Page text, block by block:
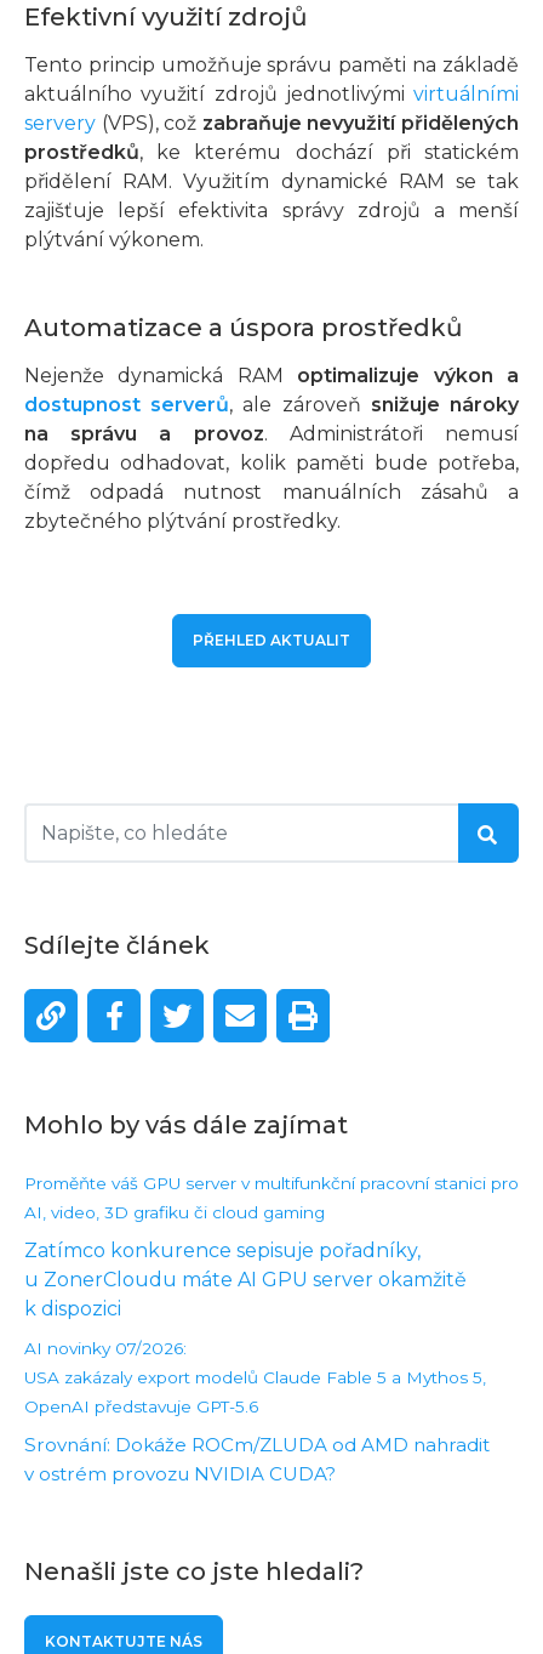
Sdílejte článek
Mohlo by vás dále zajímat
Proměňte váš GPU server v multifunkční pracovní stanici pro
AI, video, 3D grafiku či cloud gaming
Zatímco konkurence sepisuje pořadníky,
u ZonerCloudu máte AI GPU server okamžitě
k dispozici
AI novinky 07/2026:
USA zakázaly export modelů Claude Fable 5 a Mythos 5,
OpenAI představuje GPT-5.6
Srovnání: Dokáže ROCm/ZLUDA od AMD nahradit
v ostrém provozu NVIDIA CUDA?
Nenašli jste co jste hledali?
KONTAKTUJTE NÁS
Efektivní využití zdrojů
Tento princip umožňuje správu paměti na základě
aktuálního využití zdrojů jednotlivými virtuálními
servery (VPS), což zabraňuje nevyužití přidělených
prostředků, ke kterému dochází při statickém
přidělení RAM. Využitím dynamické RAM se tak
zajišťuje lepší efektivita správy zdrojů a menší
plýtvání výkonem.
Automatizace a úspora prostředků
Nejenže dynamická RAM optimalizuje výkon a
dostupnost serverů, ale zároveň snižuje nároky
na správu a provoz. Administrátoři nemusí
dopředu odhadovat, kolik paměti bude potřeba,
čímž odpadá nutnost manuálních zásahů a
zbytečného plýtvání prostředky.
PŘEHLED AKTUALIT